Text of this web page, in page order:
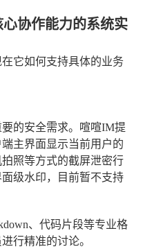
协作能力的系统实
它如何支持具体的业务
的安全需求。喧喧IM提
主界面显示当前用户的
照等方式的截屏泄密行
级水印，目前暂不支持
、代码片段等专业格
行精准的讨论。